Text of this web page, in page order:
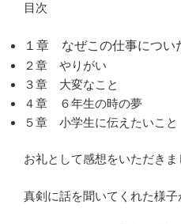
目次
１章 なぜこの仕事につい
２章 やりがい
３章 大変なこと
４章 ６年生の時の夢
５章 小学生に伝えたいこと
お礼として感想をいただきま
真剣に話を聞いてくれた様子